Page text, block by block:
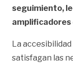
seguimiento,
amplificadores
La
satisfagan las